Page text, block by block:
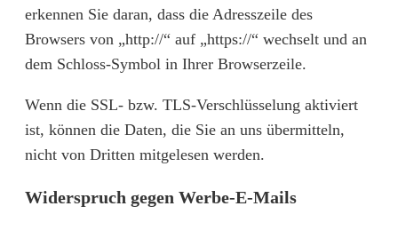
erkennen Sie daran, dass die Adresszeile des
Browsers von „http://“ auf „https://“ wechselt und an
dem Schloss-Symbol in Ihrer Browserzeile.
Wenn die SSL- bzw. TLS-Verschlüsselung aktiviert
ist, können die Daten, die Sie an uns übermitteln,
nicht von Dritten mitgelesen werden.
Widerspruch gegen Werbe-E-Mails